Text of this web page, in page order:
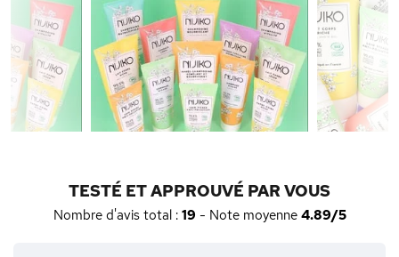
TESTÉ ET APPROUVÉ PAR VOUS
Nombre d'avis total : 19 - Note moyenne 4.89/5